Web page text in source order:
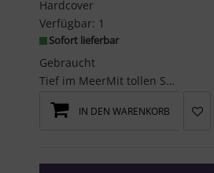
Hardcover
Verfügbar: 1
Sofort lieferbar
Gebraucht
Tief im MeerMit tollen Schiebe-Effekten, Fingerspuren und lustigen Überraschungen wird jede Seite...
IN DEN WARENKORB